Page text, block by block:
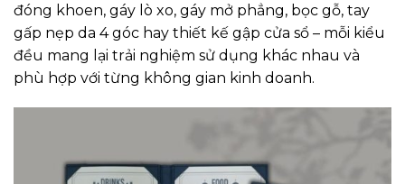
đóng khoen, gáy lò xo, gáy mở phẳng, bọc gỗ, tay
gấp nẹp da 4 góc hay thiết kế gập cửa sổ – mỗi kiểu
đều mang lại trải nghiệm sử dụng khác nhau và
phù hợp với từng không gian kinh doanh.